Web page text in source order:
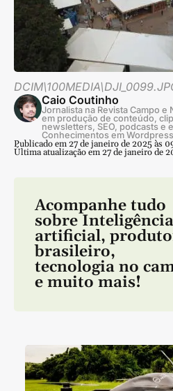
Caio Coutinho
Jornalista na Revista Campo
em produção de conteúdo,
newsletters, SEO, podcasts e
Conhecimentos em
Publicado em 27 de janeiro de 2025 às
Última atualização em 27 de janeiro de
Acompanhe tudo
sobreInteligência
artificial,
brasileiro,
tecnologia no
e muito mais!